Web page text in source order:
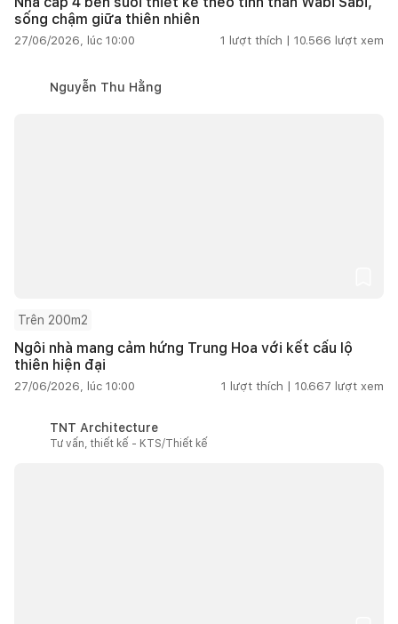
sống chậm giữa thiên nhiên
27/06/2026, lúc 10:00 1 lượt thích | 10.566 lượt xem
Nguyễn Thu Hằng
Trên 200m2
Ngôi nhà mang cảm hứng Trung Hoa với kết cấu lộ
thiên hiện đại
27/06/2026, lúc 10:00 1 lượt thích | 10.667 lượt xem
TNT Architecture
Tư vấn, thiết kế - KTS/Thiết kế